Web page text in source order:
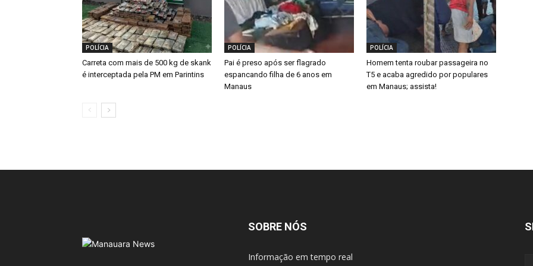
POLÍCIA
Carreta com mais de 500 kg de skank
é interceptada pela PM em Parintins
POLÍCIA
Pai é preso após ser flagrado
espancando filha de 6 anos em
Manaus
POLÍCIA
Homem tenta roubar passageira no
T5 e acaba agredido por populares
em Manaus; assista!
SOBRE NÓS
Informação em tempo real